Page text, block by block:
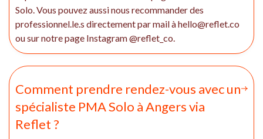
Solo. Vous pouvez aussi nous recommander des
professionnel.le.s directement par mail à hello@reflet.co
ou sur notre page Instagram @reflet_co.
Comment prendre rendez-vous avec un
spécialiste PMA Solo à Angers via
Reflet ?